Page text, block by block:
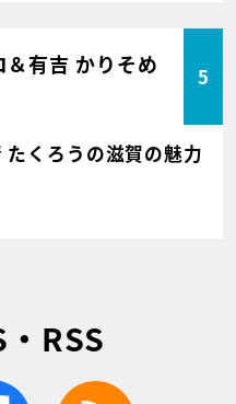
＆有吉 かりそめ
5
くろうの滋賀の魅力
RSS
facebook